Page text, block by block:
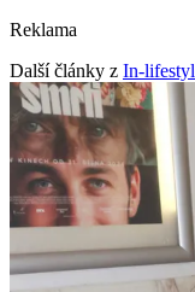
Reklama
Další články z In-